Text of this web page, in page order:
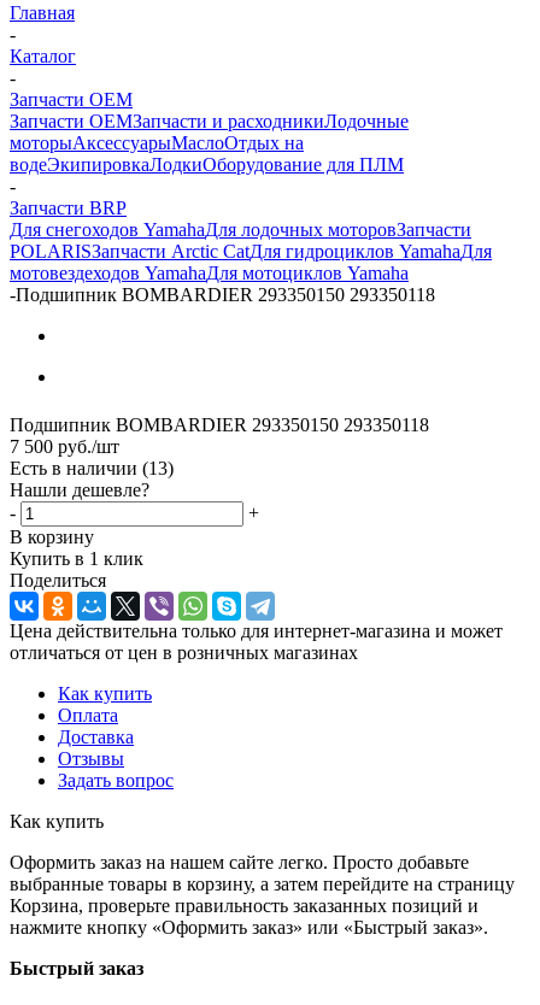
Главная
-
Каталог
-
Запчасти OEM
Запчасти OEMЗапчасти и расходникиЛодочные
моторыАксессуарыМаслоОтдых на
водеЭкипировкаЛодкиОборудование для ПЛМ
-
Запчасти BRP
Для снегоходов YamahaДля лодочных моторовЗапчасти
POLARISЗапчасти Arctic CatДля гидроциклов YamahaДля
мотовездеходов YamahaДля мотоциклов Yamaha
-Подшипник BOMBARDIER 293350150 293350118
Подшипник BOMBARDIER 293350150 293350118
7 500 руб./шт
Есть в наличии (13)
Нашли дешевле?
-
+
В корзину
Купить в 1 клик
Поделиться
Цена действительна только для интернет-магазина и может
отличаться от цен в розничных магазинах
Как купить
Оплата
Доставка
Отзывы
Задать вопрос
Как купить
Оформить заказ на нашем сайте легко. Просто добавьте
выбранные товары в корзину, а затем перейдите на страницу
Корзина, проверьте правильность заказанных позиций и
нажмите кнопку «Оформить заказ» или «Быстрый заказ».
Быстрый заказ